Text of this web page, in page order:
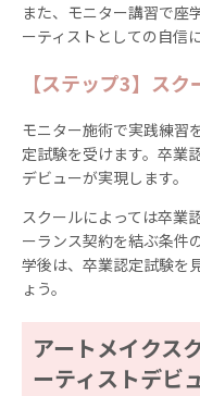
また、モニター講習で座
ーティストとしての自信
【ステップ3】ス
モニター施術で実践練習
定試験を受けます。卒業
デビューが実現します。
スクールによっては卒業
ーランス契約を結ぶ条件
学後は、卒業認定試験を
ょう。
アートメイクス
ーティストデビ